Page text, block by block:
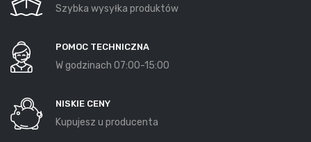
Szybka wysyłka produktów
POMOC TECHNICZNA
W godzinach 07:00-15:00
NISKIE CENY
Kupujesz u producenta